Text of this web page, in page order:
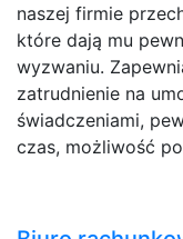
naszej firmie
które dają mu
wyzwaniu.
zatrudnienie na
świadczeniami,
czas, możliwość